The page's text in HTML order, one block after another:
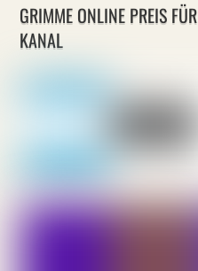
GRIMME ONLINE PREIS
KANAL